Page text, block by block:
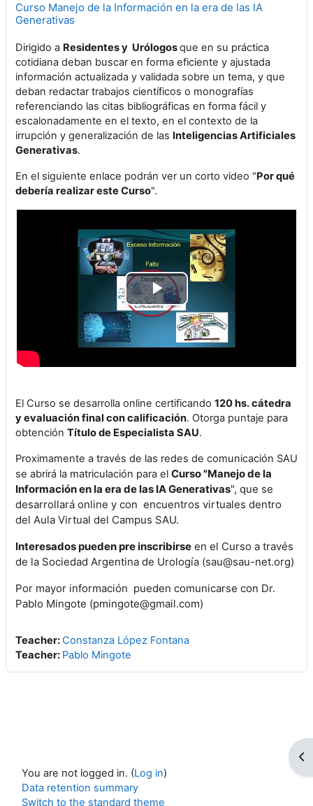
Curso Manejo de la Información en la era de las IA
Generativas
Dirigido a Residentes y Urólogosque en su práctica
cotidiana deban buscar en forma eficiente y ajustada
información actualizada y validada sobre un tema, y que
deban redactar trabajos científicos o monografías
referenciando las citas bibliográficas en forma fácil y
escalonadamente en el texto, en el contexto de la
irrupción y generalización de las Inteligencias Artificiales
Generativas.
En el siguiente enlace podrán ver un corto video "Por qué
debería realizar este Curso".
Play
Video
El Curso se desarrolla online certificando 120 hs. cátedra
y evaluación final con calificación. Otorga puntaje para
obtención Título de Especialista SAU.
Proximamente a través de las redes de comunicación SAU
se abrirá la matriculación para el Curso "Manejo de la
Información en la era de las IA Generativas", que se
desarrollará online y con encuentros virtuales dentro
del Aula Virtual del Campus SAU.
Interesados pueden pre inscribirse en el Curso a través
de la Sociedad Argentina de Urología (sau@sau-net.org)
Por mayor información pueden comunicarse con Dr.
Pablo Mingote (pmingote@gmail.com)
Teacher:Constanza López Fontana
Teacher: Pablo Mingote
You are not logged in. (Log in)
Data retention summary
Switch to the standard theme